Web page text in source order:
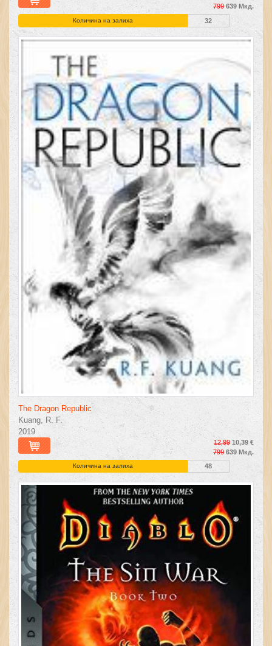
799 639 Мкд.
Количина на залиха 32
The Dragon Republic
Kuang, R. F.
2019
12,99 10,39 €
799 639 Мкд.
Количина на залиха 48